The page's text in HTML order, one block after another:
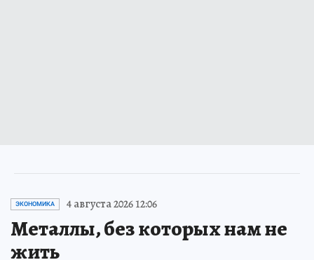
ЭКОНОМИКА 4 августа 2026 12:06
Металлы, без которых нам не
жить